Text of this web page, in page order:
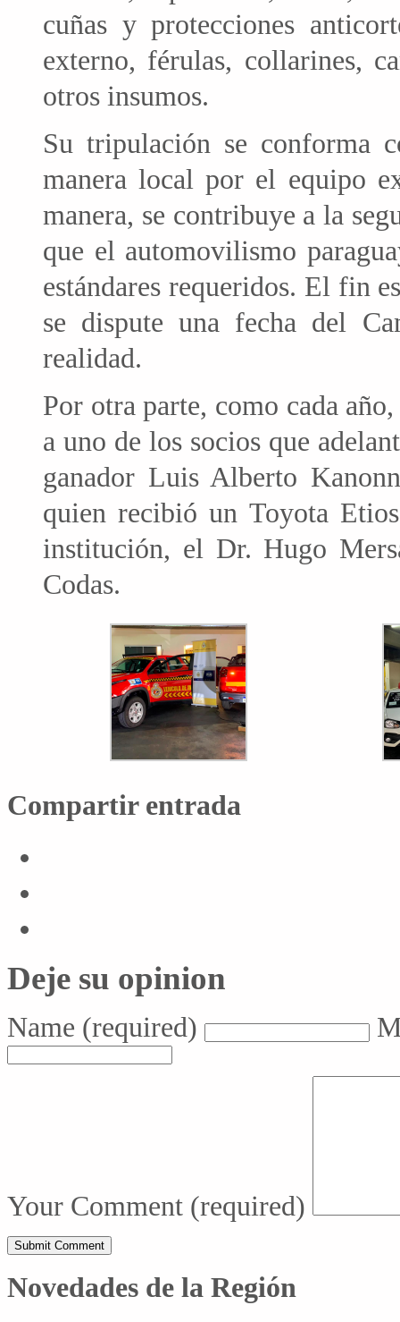
cuñas y protecciones
externo, férulas, collarines,
otros insumos.
Su tripulación se conforma
manera local por el equipo
manera, se contribuye a la
que el automovilismo
estándares requeridos. El fin
se dispute una fecha del
realidad.
Por otra parte, como cada
a uno de los socios que
ganador Luis Alberto
quien recibió un Toyota
institución, el Dr. Hugo
Codas.
Compartir entrada
Deje su opinion
Name (required)
Your Comment (required)
Novedades de la Región